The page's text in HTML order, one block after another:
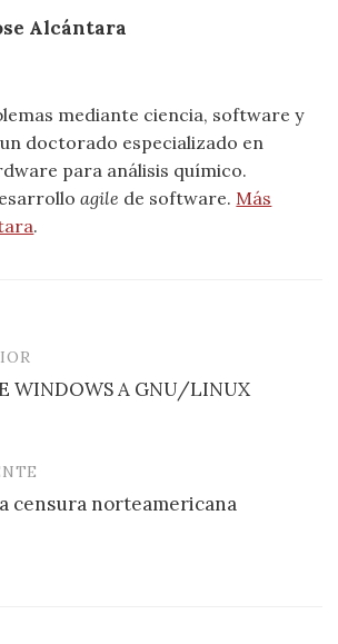
Alcántara
mediante ciencia, software y
doctorado especializado en
para análisis químico.
agile de software. Más
.
WINDOWS A GNU/LINUX
censura norteamericana